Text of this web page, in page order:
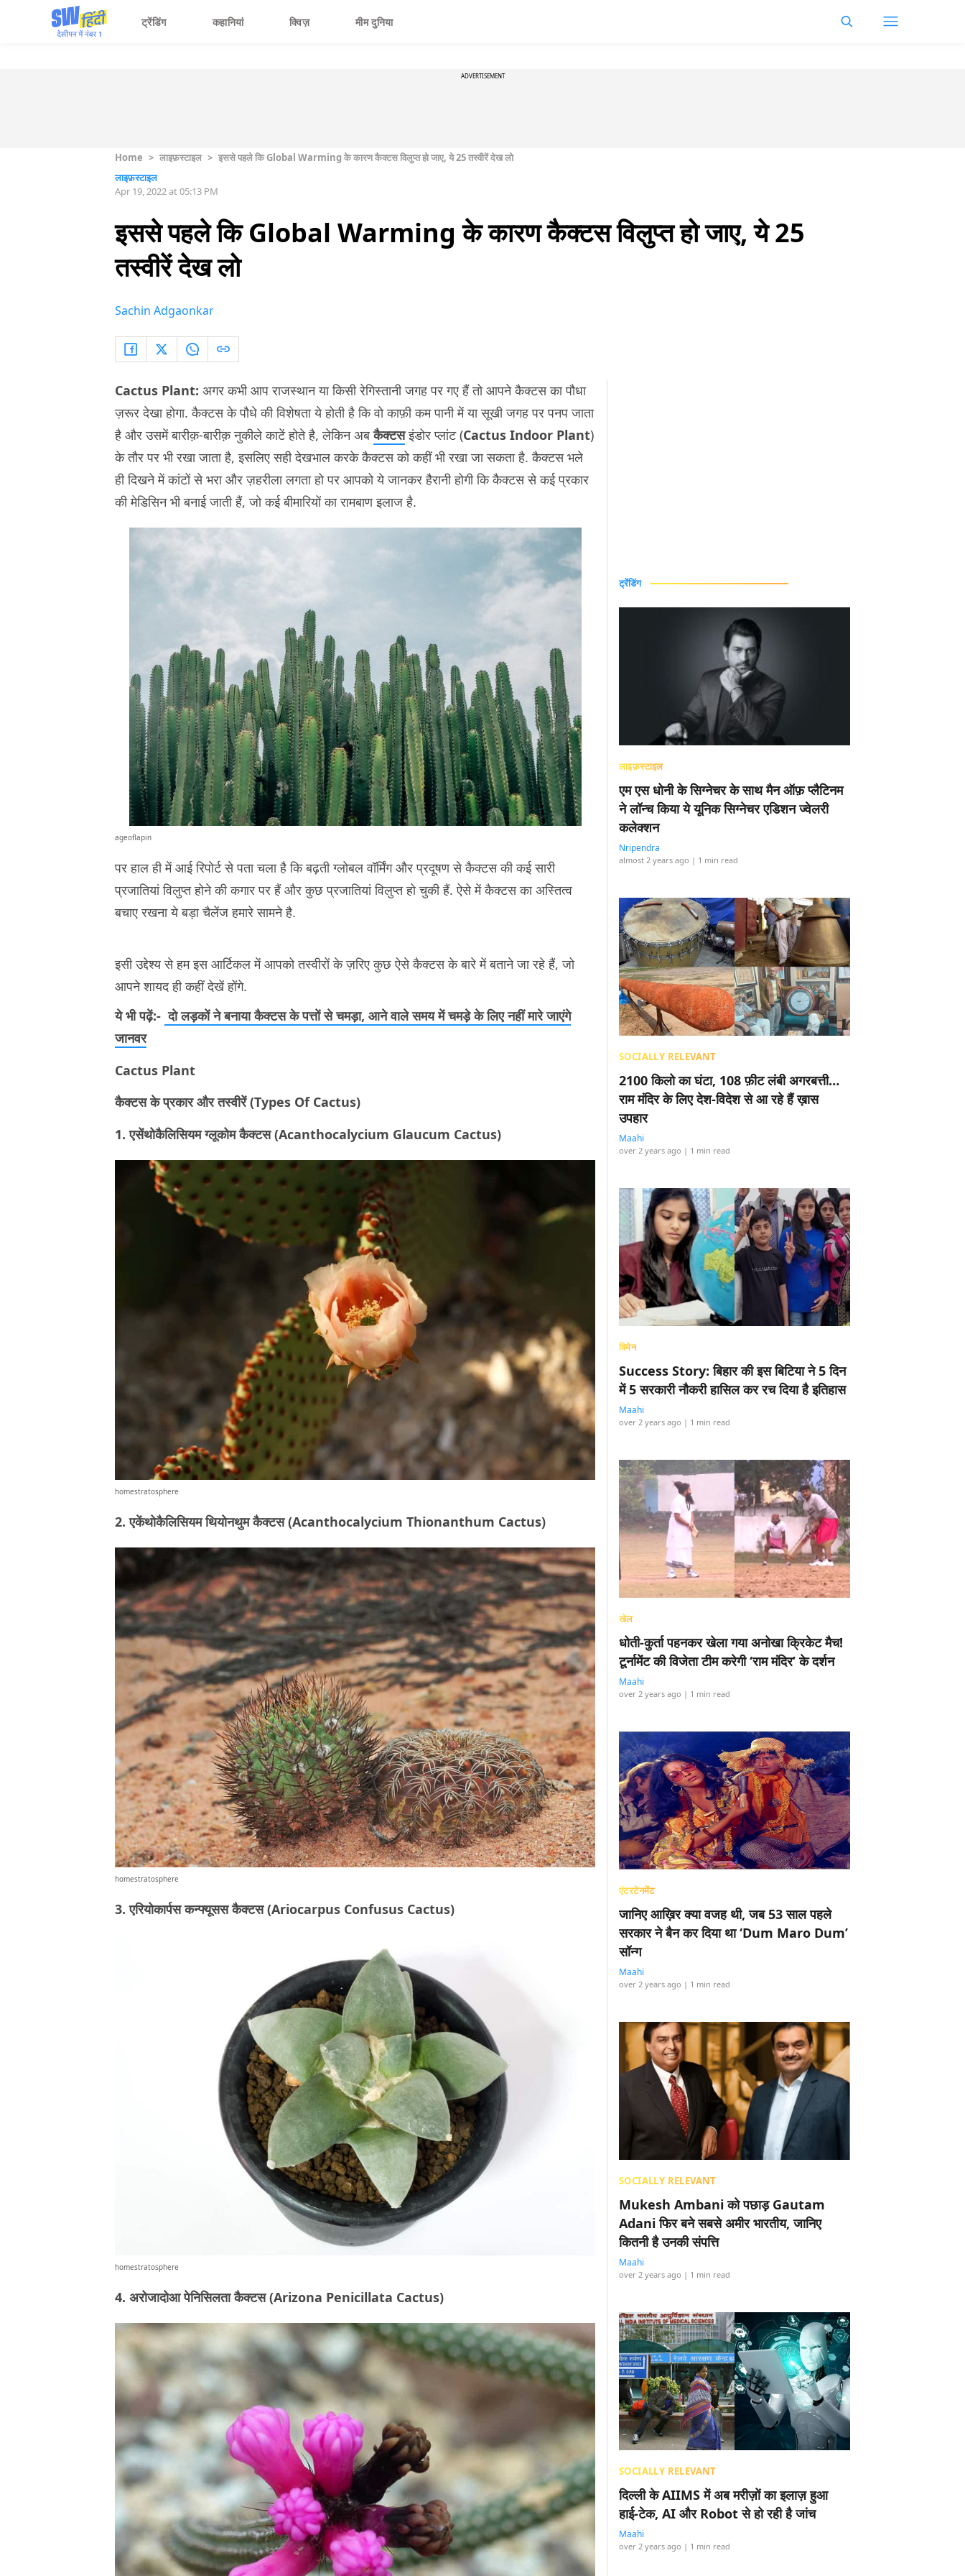
ट्रेंडिंग कहानियां क्विज़ मीम दुनिया
ADVERTISEMENT
Home > लाइफ़स्टाइल > इससे पहले कि Global Warming के कारण कैक्टस विलुप्त हो जाए, ये 25 तस्वीरें देख लो
लाइफ़स्टाइल
Apr 19, 2022 at 05:13 PM
इससे पहले कि Global Warming के कारण कैक्टस विलुप्त हो जाए, ये 25
तस्वीरें देख लो
Sachin Adgaonkar
Cactus Plant: अगर कभी आप राजस्थान या किसी रेगिस्तानी जगह पर गए हैं तो आपने कैक्टस का पौधा
ज़रूर देखा होगा. कैक्टस के पौधे की विशेषता ये होती है कि वो काफ़ी कम पानी में या सूखी जगह पर पनप जाता
है और उसमें बारीक़-बारीक़ नुकीले काटें होते है, लेकिन अबकैक्टस इंडोर प्लांट (Cactus Indoor Plant)
के तौर पर भी रखा जाता है, इसलिए सही देखभाल करके कैक्टस को कहीं भी रखा जा सकता है. कैक्टस भले
ही दिखने में कांटों से भरा और ज़हरीला लगता हो पर आपको ये जानकर हैरानी होगी कि कैक्टस से कई प्रकार
की मेडिसिन भी बनाई जाती हैं, जो कई बीमारियों का रामबाण इलाज है.
ageoflapin
पर हाल ही में आई रिपोर्ट से पता चला है कि बढ़ती ग्लोबल वॉर्मिंग और प्रदूषण से कैक्टस की कई सारी
प्रजातियां विलुप्त होने की कगार पर हैं और कुछ प्रजातियां विलुप्त हो चुकी हैं. ऐसे में कैक्टस का अस्तित्व
बचाए रखना ये बड़ा चैलेंज हमारे सामने है.
इसी उद्देश्य से हम इस आर्टिकल में आपको तस्वीरों के ज़रिए कुछ ऐसे कैक्टस के बारे में बताने जा रहे हैं, जो
आपने शायद ही कहीं देखें होंगे.
ये भी पढ़ें:- दो लड़कों ने बनाया कैक्टस के पत्तों से चमड़ा, आने वाले समय में चमड़े के लिए नहीं मारे जाएंगे
जानवर
Cactus Plant
कैक्टस के प्रकार और तस्वीरें (Types Of Cactus)
1. एसेंथोकैलिसियम ग्लूकोम कैक्टस (Acanthocalycium Glaucum Cactus)
homestratosphere
2. एकेंथोकैलिसियम थियोनथुम कैक्टस (Acanthocalycium Thionanthum Cactus)
homestratosphere
3. एरियोकार्पस कन्फ्यूसस कैक्टस (Ariocarpus Confusus Cactus)
homestratosphere
4. अरोजादोआ पेनिसिलता कैक्टस (Arizona Penicillata Cactus)
ट्रेंडिंग
लाइफ़स्टाइल
एम एस धोनी के सिग्नेचर के साथ मैन ऑफ़ प्लैटिनम
ने लॉन्च किया ये यूनिक सिग्नेचर एडिशन ज्वेलरी
कलेक्शन
Nripendra
almost 2 years ago | 1 min read
SOCIALLY RELEVANT
2100 किलो का घंटा, 108 फ़ीट लंबी अगरबत्ती…
राम मंदिर के लिए देश-विदेश से आ रहे हैं ख़ास
उपहार
Maahi
over 2 years ago | 1 min read
विमेन
Success Story: बिहार की इस बिटिया ने 5 दिन
में 5 सरकारी नौकरी हासिल कर रच दिया है इतिहास
Maahi
over 2 years ago | 1 min read
खेल
धोती-कुर्ता पहनकर खेला गया अनोखा क्रिकेट मैच!
टूर्नामेंट की विजेता टीम करेगी ‘राम मंदिर’ के दर्शन
Maahi
over 2 years ago | 1 min read
एंटरटेनमेंट
जानिए आख़िर क्या वजह थी, जब 53 साल पहले
सरकार ने बैन कर दिया था ‘Dum Maro Dum’
सॉन्ग
Maahi
over 2 years ago | 1 min read
SOCIALLY RELEVANT
Mukesh Ambani को पछाड़ Gautam
Adani फिर बने सबसे अमीर भारतीय, जानिए
कितनी है उनकी संपत्ति
Maahi
over 2 years ago | 1 min read
SOCIALLY RELEVANT
दिल्ली के AIIMS में अब मरीज़ों का इलाज़ हुआ
हाई-टेक, AI और Robot से हो रही है जांच
Maahi
over 2 years ago | 1 min read